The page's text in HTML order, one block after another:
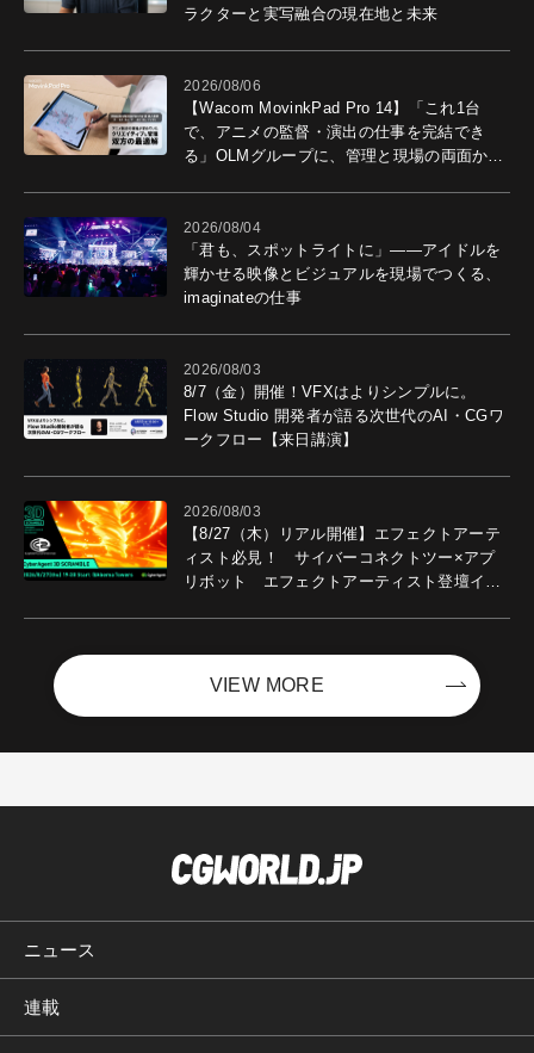
ラクターと実写融合の現在地と未来
2026/08/06
【Wacom MovinkPad Pro 14】「これ1台
で、アニメの監督・演出の仕事を完結でき
る」OLMグループに、管理と現場の両面から
2026/08/04
「君も、スポットライトに」――アイドルを
輝かせる映像とビジュアルを現場でつくる、
imaginateの仕事
2026/08/03
8/7（金）開催！VFXはよりシンプルに。
Flow Studio 開発者が語る次世代のAI・CGワ
ークフロー【来日講演】
2026/08/03
【8/27（木）リアル開催】エフェクトアーテ
ィスト必見！ サイバーコネクトツー×アプ
リボット エフェクトアーティスト登壇イベ
VIEW MORE
ニュース
連載